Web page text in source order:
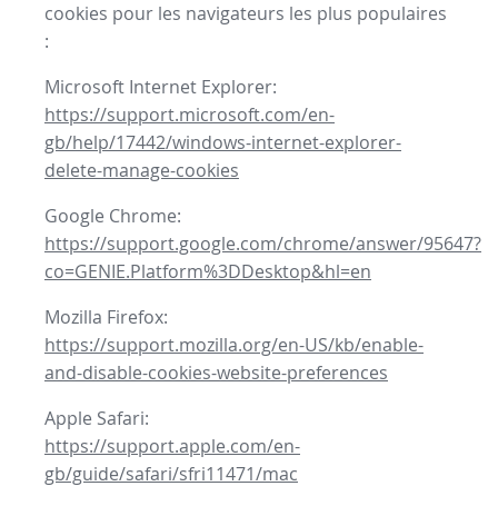
cookies pour les navigateurs les plus populaires
:
Microsoft Internet Explorer:
https://support.microsoft.com/en-
gb/help/17442/windows-internet-explorer-
delete-manage-cookies
Google Chrome:
https://support.google.com/chrome/answer/95647?
co=GENIE.Platform%3DDesktop&hl=en
Mozilla Firefox:
https://support.mozilla.org/en-US/kb/enable-
and-disable-cookies-website-preferences
Apple Safari:
https://support.apple.com/en-
gb/guide/safari/sfri11471/mac